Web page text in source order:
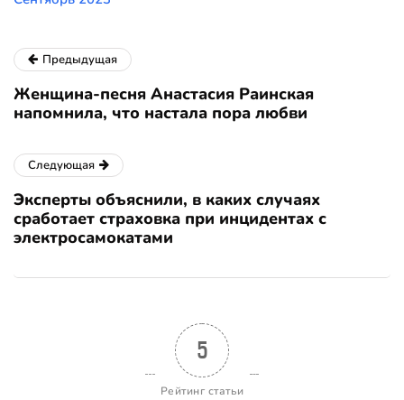
Предыдущая
Женщина-песня Анастасия Раинская
напомнила, что настала пора любви
Следующая
Эксперты объяснили, в каких случаях
сработает страховка при инцидентах с
электросамокатами
5
Рейтинг статьи